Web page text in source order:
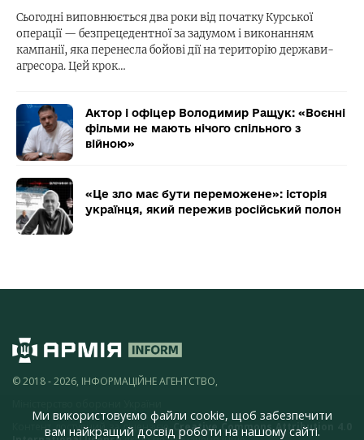
Сьогодні виповнюється два роки від початку Курської
операції — безпрецедентної за задумом і виконанням
кампанії, яка перенесла бойові дії на територію держави-
агресора. Цей крок…
Актор і офіцер Володимир Ращук: «Воєнні
фільми не мають нічого спільного з
війною»
«Це зло має бути переможене»: історія
українця, який пережив російський полон
© 2018 - 2026, ІНФОРМАЦІЙНЕ АГЕНТСТВО,
Контент доступний за ліцензієюCreative Commons Attribution 4.0
Ми використовуємо файли cookie, щоб забезпечити
вам найкращий досвід роботи на нашому сайті.